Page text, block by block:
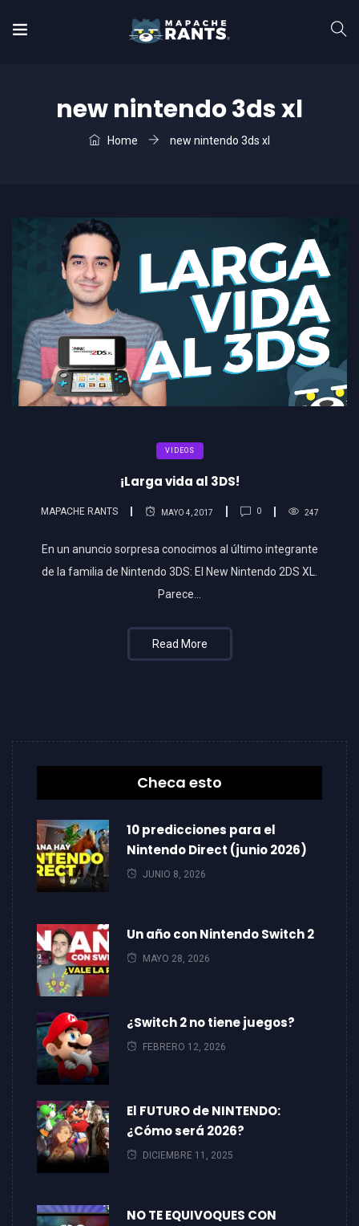
new nintendo 3ds xl
Home new nintendo 3ds xl
VIDEOS
¡Larga vida al 3DS!
MAPACHE RANTS MAYO 4, 2017 0 247
En un anuncio sorpresa conocimos al último integrante
de la familia de Nintendo 3DS: El New Nintendo 2DS XL.
Parece…
Read More
Checa esto
10 predicciones para el
Nintendo Direct (junio 2026)
JUNIO 8, 2026
Un año con Nintendo Switch 2
MAYO 28, 2026
¿Switch 2 no tiene juegos?
FEBRERO 12, 2026
El FUTURO de NINTENDO:
¿Cómo será 2026?
DICIEMBRE 11, 2025
NO TE EQUIVOQUES CON